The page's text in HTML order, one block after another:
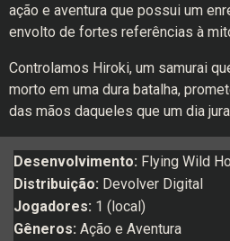
ação e aventura que possui um
envolto de fortes referências à
Controlamos Hiroki, um samurai
morto em uma dura batalha,
das mãos daqueles que um dia
Desenvolvimento: Flying Wild
Distribuição: Devolver Digital
Jogadores: 1 (local)
Gêneros: Ação e Aventura